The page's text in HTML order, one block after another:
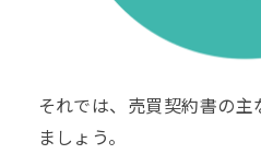
それでは、売買契約書の
ましょう。